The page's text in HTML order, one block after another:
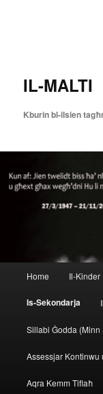
IL-MALTI
Kburin bl-ilsien
Home Il-Kinder
Is-Sekondarja
Sillabi Ġodda (Minn
Assessjar Kontinwu
Aqra Kemm Tiflaħ